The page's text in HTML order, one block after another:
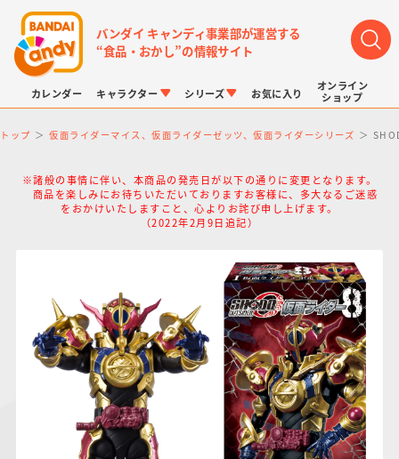
バンダイ キャンディ事業部が運営する
“食品・おかし”の情報サイト
カレンダー キャラクター
仮面ライダーシリー
ズ
ガンダムシリーズ アンパンマン たまご
シリーズ
キャラパキ
にふぉるめーしょん
＆スクエアシール
ポケモンスケールワ
ールド
お気に入り
オンライン
ショップ
トップ 仮面ライダーマイス、仮面ライダーゼッツ、仮面ライダーシリーズ
※諸般の事情に伴い、本商品の発売日が以下の通りに変更となります。
商品を楽しみにお待ちいただいておりますお客様に、多大なるご迷惑
をおかけいたしますこと、心よりお詫び申し上げます。
（2022年2月9日追記）